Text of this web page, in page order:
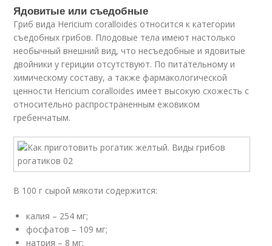
Ядовитые или съедобные
Гриб вида Hericium coralloides относится к категории
съедобных грибов. Плодовые тела имеют настолько
необычный внешний вид, что несъедобные и ядовитые
двойники у гериции отсутствуют. По питательному и
химическому составу, а также фармакологической
ценности Hericium coralloides имеет высокую схожесть с
относительно распространенным ежовиком
гребенчатым.
В 100 г сырой мякоти содержится:
калия – 254 мг;
фосфатов – 109 мг;
натрия – 8 мг;